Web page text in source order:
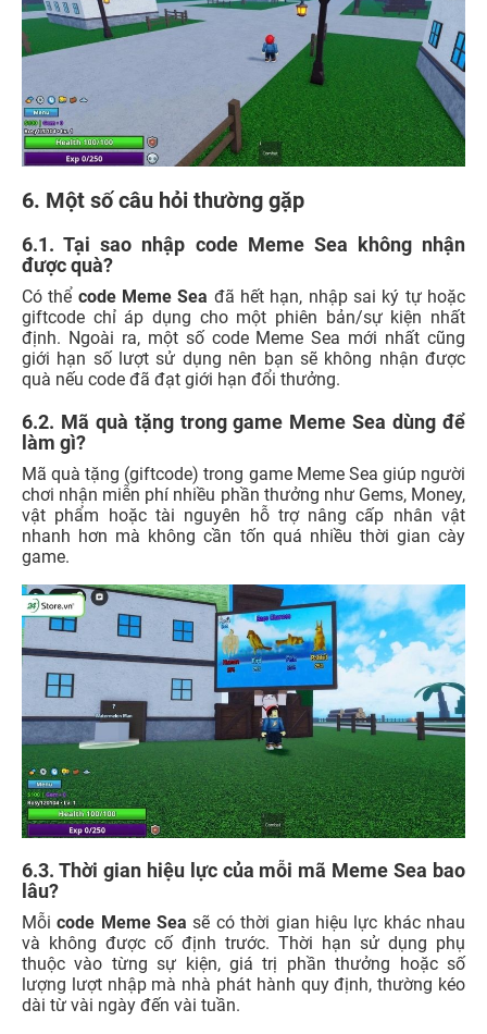
6. Một số câu hỏi thường gặp
6.1. Tại sao nhập code Meme Sea không nhận
được quà?
Có thể code Meme Sea đã hết hạn, nhập sai ký tự hoặc
giftcode chỉ áp dụng cho một phiên bản/sự kiện nhất
định. Ngoài ra, một số code Meme Sea mới nhất cũng
giới hạn số lượt sử dụng nên bạn sẽ không nhận được
quà nếu code đã đạt giới hạn đổi thưởng.
6.2. Mã quà tặng trong game Meme Sea dùng để
làm gì?
Mã quà tặng (giftcode) trong game Meme Sea giúp người
chơi nhận miễn phí nhiều phần thưởng như Gems, Money,
vật phẩm hoặc tài nguyên hỗ trợ nâng cấp nhân vật
nhanh hơn mà không cần tốn quá nhiều thời gian cày
game.
6.3. Thời gian hiệu lực của mỗi mã Meme Sea bao
lâu?
Mỗicode Meme Sea sẽ có thời gian hiệu lực khác nhau
và không được cố định trước. Thời hạn sử dụng phụ
thuộc vào từng sự kiện, giá trị phần thưởng hoặc số
lượng lượt nhập mà nhà phát hành quy định, thường kéo
dài từ vài ngày đến vài tuần.